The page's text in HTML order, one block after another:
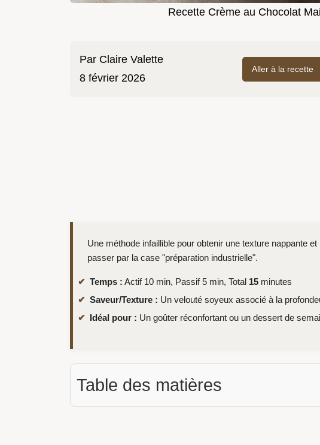
Recette Crème au Chocolat
Par Claire Valette
8 février 2026
Aller à la recette
Une méthode infaillible pour obtenir une texture nappante
passer par la case "préparation industrielle".
Temps : Actif 10 min, Passif 5 min, Total 15 minutes
Saveur/Texture : Un velouté soyeux associé à la
Idéal pour : Un goûter réconfortant ou un dessert de
Table des matières